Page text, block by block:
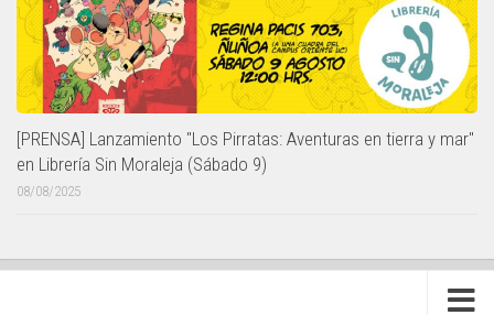
[PRENSA] Lanzamiento "Los Pirratas: Aventuras en tierra y mar"
en Librería Sin Moraleja (Sábado 9)
08/08/2025